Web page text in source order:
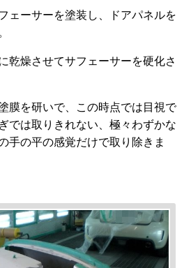
ェーサーを塗装し、ドアパネルを
乾燥させてサフェーサーを硬化さ
膜を研いで、この時点では目視で
では取りきれない、極々わずかな
手の平の感覚だけで取り除きま